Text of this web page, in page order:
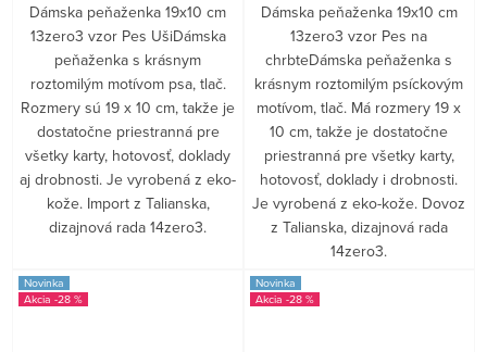
Dámska peňaženka 19x10 cm
13zero3 vzor Pes UšiDámska
peňaženka s krásnym
roztomilým motívom psa, tlač.
Rozmery sú 19 x 10 cm, takže je
dostatočne priestranná pre
všetky karty, hotovosť, doklady
aj drobnosti. Je vyrobená z eko-
kože. Import z Talianska,
dizajnová rada 14zero3.
Dámska peňaženka 19x10 cm
13zero3 vzor Pes na
chrbteDámska peňaženka s
krásnym roztomilým psíckovým
motívom, tlač. Má rozmery 19 x
10 cm, takže je dostatočne
priestranná pre všetky karty,
hotovosť, doklady i drobnosti.
Je vyrobená z eko-kože. Dovoz
z Talianska, dizajnová rada
14zero3.
Novinka
-28 %
Novinka
-28 %